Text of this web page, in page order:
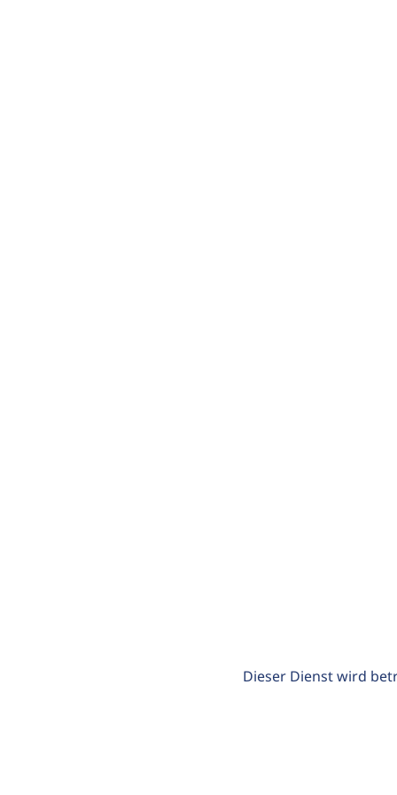
Dieser Dienst wird